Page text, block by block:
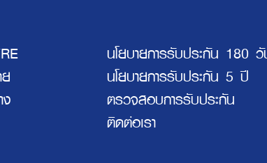
นโยบายการรับประกัน 180
นโยบายการรับประกัน 5 ปี
ตรวจสอบการรับประกัน
ติดต่อเรา